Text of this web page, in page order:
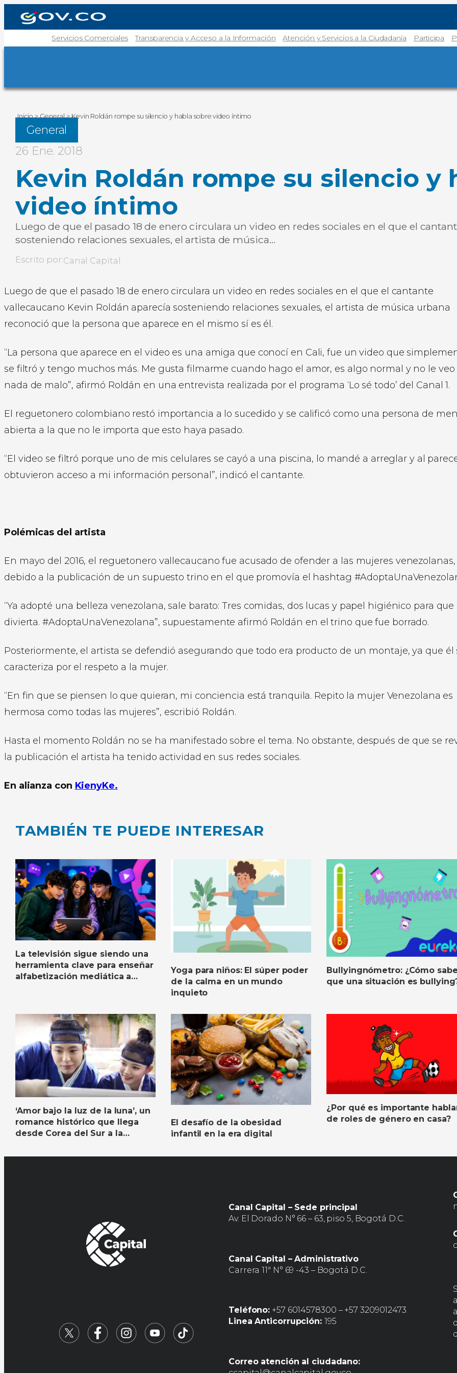
Servicios Comerciales Transparencia y Acceso a la Información Atención y Servicios a la Ciudadanía Participa
Inicio>General>Kevin Roldán rompe su silencio y habla sobre video íntimo
General
26 Ene. 2018
Kevin Roldán rompe su silencio y
video íntimo
Luego de que el pasado 18 de enero circulara un video en redes sociales en el que el
sosteniendo relaciones sexuales, el artista de música…
Escrito por:Canal Capital
Luego de que el pasado 18 de enero circulara un video en redes sociales en el que el cantante
vallecaucano Kevin Roldán aparecía sosteniendo relaciones sexuales, el artista de música urbana
reconoció que la persona que aparece en el mismo sí es él.
“La persona que aparece en el video es una amiga que conocí en Cali, fue un video que
se filtró y tengo muchos más. Me gusta filmarme cuando hago el amor, es algo normal y no le veo
nada de malo”, afirmó Roldán en una entrevista realizada por el programa ‘Lo sé todo’ del Canal 1.
El reguetonero colombiano restó importancia a lo sucedido y se calificó como una persona de
abierta a la que no le importa que esto haya pasado.
“El video se filtró porque uno de mis celulares se cayó a una piscina, lo mandé a arreglar y al
obtuvieron acceso a mi información personal”, indicó el cantante.
Polémicas del artista
En mayo del 2016, el reguetonero vallecaucano fue acusado de ofender a las mujeres venezolanas,
debido a la publicación de un supuesto trino en el que promovía el hashtag
“Ya adopté una belleza venezolana, sale barato: Tres comidas, dos lucas y papel higiénico para que
divierta. #AdoptaUnaVenezolana”, supuestamente afirmó Roldán en el trino que fue borrado.
Posteriormente, el artista se defendió asegurando que todo era producto de un montaje, ya que él
caracteriza por el respeto a la mujer.
“En fin que se piensen lo que quieran, mi conciencia está tranquila. Repito la mujer Venezolana es
hermosa como todas las mujeres”, escribió Roldán.
Hasta el momento Roldán no se ha manifestado sobre el tema. No obstante, después de que se
la publicación el artista ha tenido actividad en sus redes sociales.
En alianza con KienyKe.
TAMBIÉN TE PUEDE INTERESAR
La televisión sigue siendo una
herramienta clave para enseñar
alfabetización mediática a
Yoga para niños: El súper poder
de la calma en un mundo
inquieto
Bullyingnómetro: ¿Cómo
que una situación es
‘Amor bajo la luz de la luna’, un
romance histórico que llega
desde Corea del Sur a la
El desafío de la obesidad
infantil en la era digital
¿Por qué es importante
de roles de género en casa?
Canal Capital – Sede principal
Av. El Dorado N° 66 – 63, piso 5, Bogotá D.C.
Canal Capital – Administrativo
Carrera 11ª N° 69 -43 – Bogotá D.C.
Teléfono: +57 6014578300 – +57 3209012473
Linea Anticorrupción: 195
Correo atención al ciudadano: